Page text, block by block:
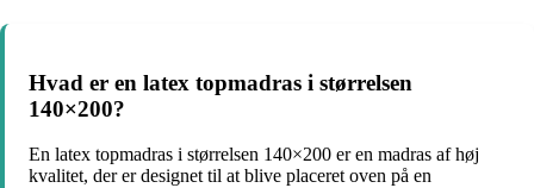
Hvad er en latex topmadras i størrelsen
140×200?
En latex topmadras i størrelsen 140×200 er en madras af høj
kvalitet, der er designet til at blive placeret oven på en